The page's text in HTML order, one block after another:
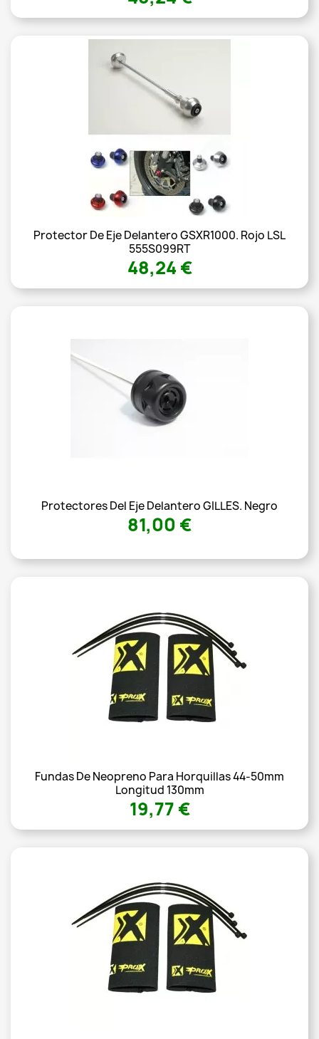
Protector De Eje Delantero GSXR1000. Rojo LSL
555S099RT
48,24 €
Protectores Del Eje Delantero GILLES. Negro
81,00 €
Fundas De Neopreno Para Horquillas 44-50mm
Longitud 130mm
19,77 €